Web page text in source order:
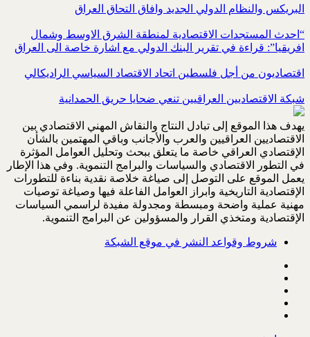
البريكس والنظام الدولي الجديد وافاق التحاق العراق
“احدث المستجدات الاقتصادية لمنطقة الشرق الاوسط وشمال
افريقيا”: قراءة في تقرير البنك الدولي مع اشارة خاصة الى العراق
اقتصاديون من أجل فلسطين اتحاد الاقتصاد السياسي الراديكالي
شبكة الاقتصاديين العراقيين تنعي ضحايا حريق الحمدانية
يهدف هذا الموقع إلى تبادل النتاج والنقاش المهني الاقتصادي بين
الاقتصاديين العراقيين والعرب والأجانب وباقي المهتمين بالشأن
الإقتصادي العراقي خاصة ما يتعلق ببحث وتحليل العوامل المؤثرة
في التطور الاقتصادي والسياسات والبرامج التنموية. وفي هذا الإطار
يعمل الموقع على التوصل إلى صياغة خلاصة نقدية بناءة للتطورات
الإقتصادية التاريخية وابراز العوامل الفاعلة فيها وصياغة توصيات
مهنية عملية واضحة ومبسطة ومجدولة مفيدة لراسمي السياسات
الإقتصادية ومتخذي القرار والمسؤولين عن البرامج التنموية.
شروط وقواعد النشر في موقع الشبكة